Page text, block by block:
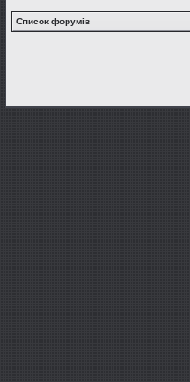
Список форумів